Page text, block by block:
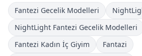
Fantezi Gecelik Modelleri
NightLight Fantezi Gecelik Modelleri
Fantezi Kadın İç Giyim
Fantazi